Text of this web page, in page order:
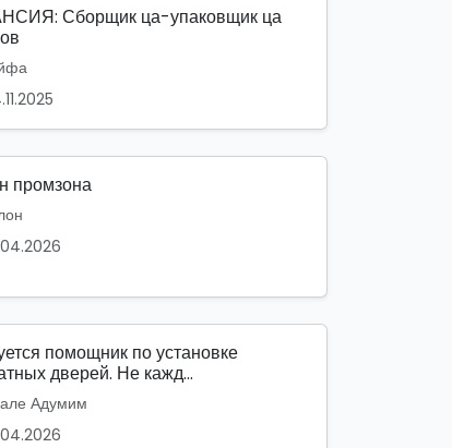
Сборщик ца-упаковщик ца
промзона
помощник по установке
дверей. Не кажд...
Адумим